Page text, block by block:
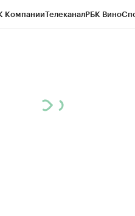
КомпанииТелеканалРБК Вино